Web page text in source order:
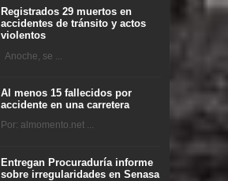
Registrados 29 muertos en
accidentes de tránsito y actos
violentos
Anoche, se ...
Al menos 15 fallecidos por
accidente en una carretera
Por: almomento.net ...
Entregan Procuraduría informe
sobre irregularidades en Senasa